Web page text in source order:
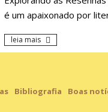
é um apaixonado por
leia mais
Bibliografia Boas